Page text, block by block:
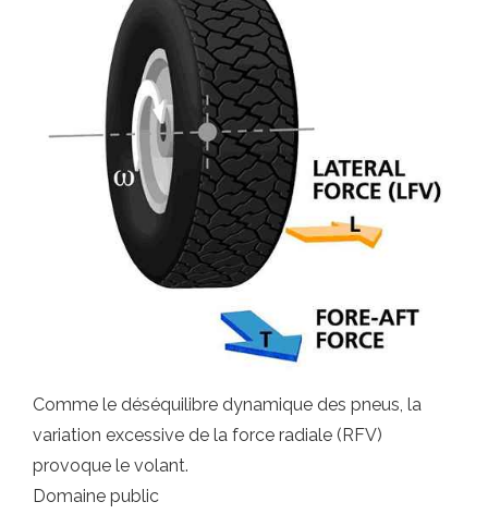
Comme le déséquilibre dynamique des pneus, la
variation excessive de la force radiale (RFV)
provoque le volant.
Domaine public